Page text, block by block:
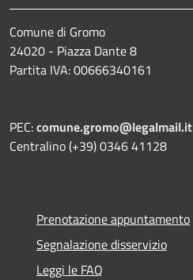
Comune di Gromo
24020 - Piazza Dante 8
Partita IVA: 00666340161
PEC:comune.gromo@legalmail.it
Centralino (+39) 0346 41128
Prenotazione appuntamento
Segnalazione disservizio
Leggi le FAQ